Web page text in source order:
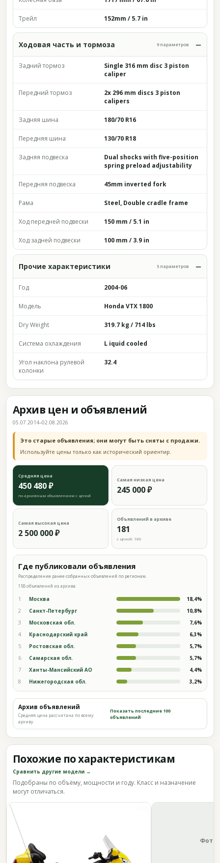
Трейл 152mm / 5.7 in
Ходовая часть и тормоза 9 параметров
Задний тормоз
Single 316 mm disc 3 piston
caliper
Передний тормоз
2x 296 mm discs 3 piston
calipers
Задняя шина 180/70 R16
Передняя шина 130/70 R18
Задняя подвеска
Dual shocks with five-position
spring preload adjustability
Передняя подвеска 45mm inverted fork
Рама Steel, Double cradle frame
Ход передней подвески 150 mm / 5.1 in
Ход задней подвески 100 mm / 3.9 in
Прочие характеристики 5 параметров
Год 2004-06
Модель Honda VTX 1800
Dry Weight 319.7 kg / 714 lbs
Система охлаждения L iquid cooled
Угол наклона рулевой
колонки
32.4
Архив цен и объявлений
05.07.2014–02.08.2026
Это старые объявления; они могут быть сняты с продажи.
Используйте цены только как исторический ориентир.
Средняя цена
450 480 ₽
по архивным объявлениям с ценой
Самая низкая цена
245 000 ₽
Самая высокая цена
2 500 000 ₽
Объявлений в архиве
181
с ценой: 180
Где публиковали объявления
Распределение ранее собранных объявлений по регионам.
158 объявлений из архива
1 Москва 18,4%
2 Санкт-Петербург 10,8%
3 Московская обл. 7,6%
4 Краснодарский край 6,3%
5 Ростовская обл. 5,7%
6 Самарская обл. 5,7%
7 Ханты-Мансийский АО 4,4%
8 Нижегородская обл. 3,2%
Архив объявлений
Средняя цена рассчитана по всему
архиву
Показать последние 100
объявлений
Похожие по характеристикам
Сравнить другие модели →
Подобраны по объёму, мощности и году. Класс и назначение
могут отличаться.
Фото